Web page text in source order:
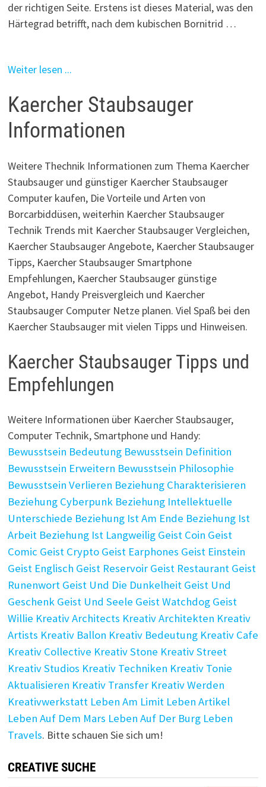
der richtigen Seite. Erstens ist dieses Material, was den
Härtegrad betrifft, nach dem kubischen Bornitrid …
Weiter lesen ...
Kaercher Staubsauger
Informationen
Weitere Thechnik Informationen zum Thema Kaercher
Staubsauger und günstiger Kaercher Staubsauger
Computer kaufen, Die Vorteile und Arten von
Borcarbiddüsen, weiterhin Kaercher Staubsauger
Technik Trends mit Kaercher Staubsauger Vergleichen,
Kaercher Staubsauger Angebote, Kaercher Staubsauger
Tipps, Kaercher Staubsauger Smartphone
Empfehlungen, Kaercher Staubsauger günstige
Angebot, Handy Preisvergleich und Kaercher
Staubsauger Computer Netze planen. Viel Spaß bei den
Kaercher Staubsauger mit vielen Tipps und Hinweisen.
Kaercher Staubsauger Tipps und
Empfehlungen
Weitere Informationen über Kaercher Staubsauger,
Computer Technik, Smartphone und Handy:
Bewusstsein Bedeutung Bewusstsein Definition
Bewusstsein Erweitern Bewusstsein Philosophie
Bewusstsein Verlieren Beziehung Charakterisieren
Beziehung Cyberpunk Beziehung Intellektuelle
Unterschiede Beziehung Ist Am Ende Beziehung Ist
Arbeit Beziehung Ist Langweilig Geist Coin Geist
Comic Geist Crypto Geist Earphones Geist Einstein
Geist Englisch Geist Reservoir Geist Restaurant Geist
Runenwort Geist Und Die Dunkelheit Geist Und
Geschenk Geist Und Seele Geist Watchdog Geist
Willie Kreativ Architects Kreativ Architekten Kreativ
Artists Kreativ Ballon Kreativ Bedeutung Kreativ Cafe
Kreativ Collective Kreativ Stone Kreativ Street
Kreativ Studios Kreativ Techniken Kreativ Tonie
Aktualisieren Kreativ Transfer Kreativ Werden
Kreativwerkstatt Leben Am Limit Leben Artikel
Leben Auf Dem Mars Leben Auf Der Burg Leben
Travels. Bitte schauen Sie sich um!
CREATIVE SUCHE